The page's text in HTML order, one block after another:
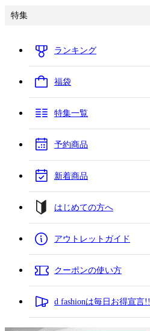
特集
ランキング
福袋
特集一覧
予約商品
新着商品
はじめての方へ
アウトレットガイド
クーポンの使い方
d fashionは毎日お得宣言!!